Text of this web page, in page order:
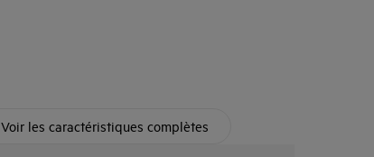
Voir les caractéristiques complètes